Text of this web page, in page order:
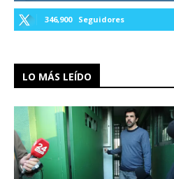
346,900 Seguidores
LO MÁS LEÍDO